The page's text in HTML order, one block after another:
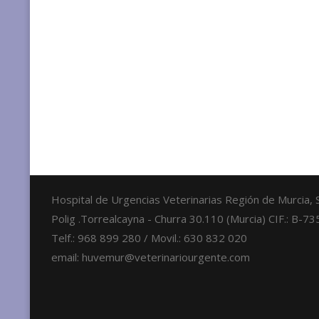
Hospital de Urgencias Veterinarias Región de Murcia,
Polig .Torrealcayna - Churra 30.110 (Murcia) CIF.: B-
Telf.: 968 899 280 / Movil.: 630 832 020
email: huvemur@veterinariourgente.com